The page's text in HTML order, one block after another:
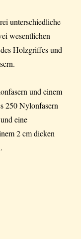
unterschiedliche
wesentlichen
Holzgriffes und
und einem
250 Nylonfasern
eine
2 cm dicken